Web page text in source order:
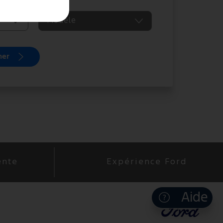
Aide
Modèle
Expérience Ford